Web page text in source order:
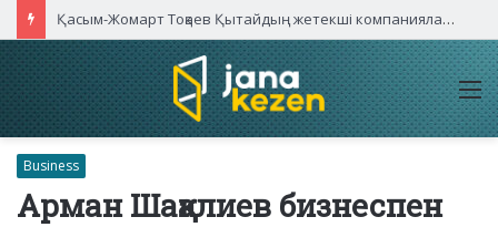
Қасым-Жомарт Тоқаев Қытайдың жетекші компаниялары басшыларымен кездесті
Business
Арман Шаққалиев бизнеспен